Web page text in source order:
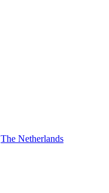
The Netherlands